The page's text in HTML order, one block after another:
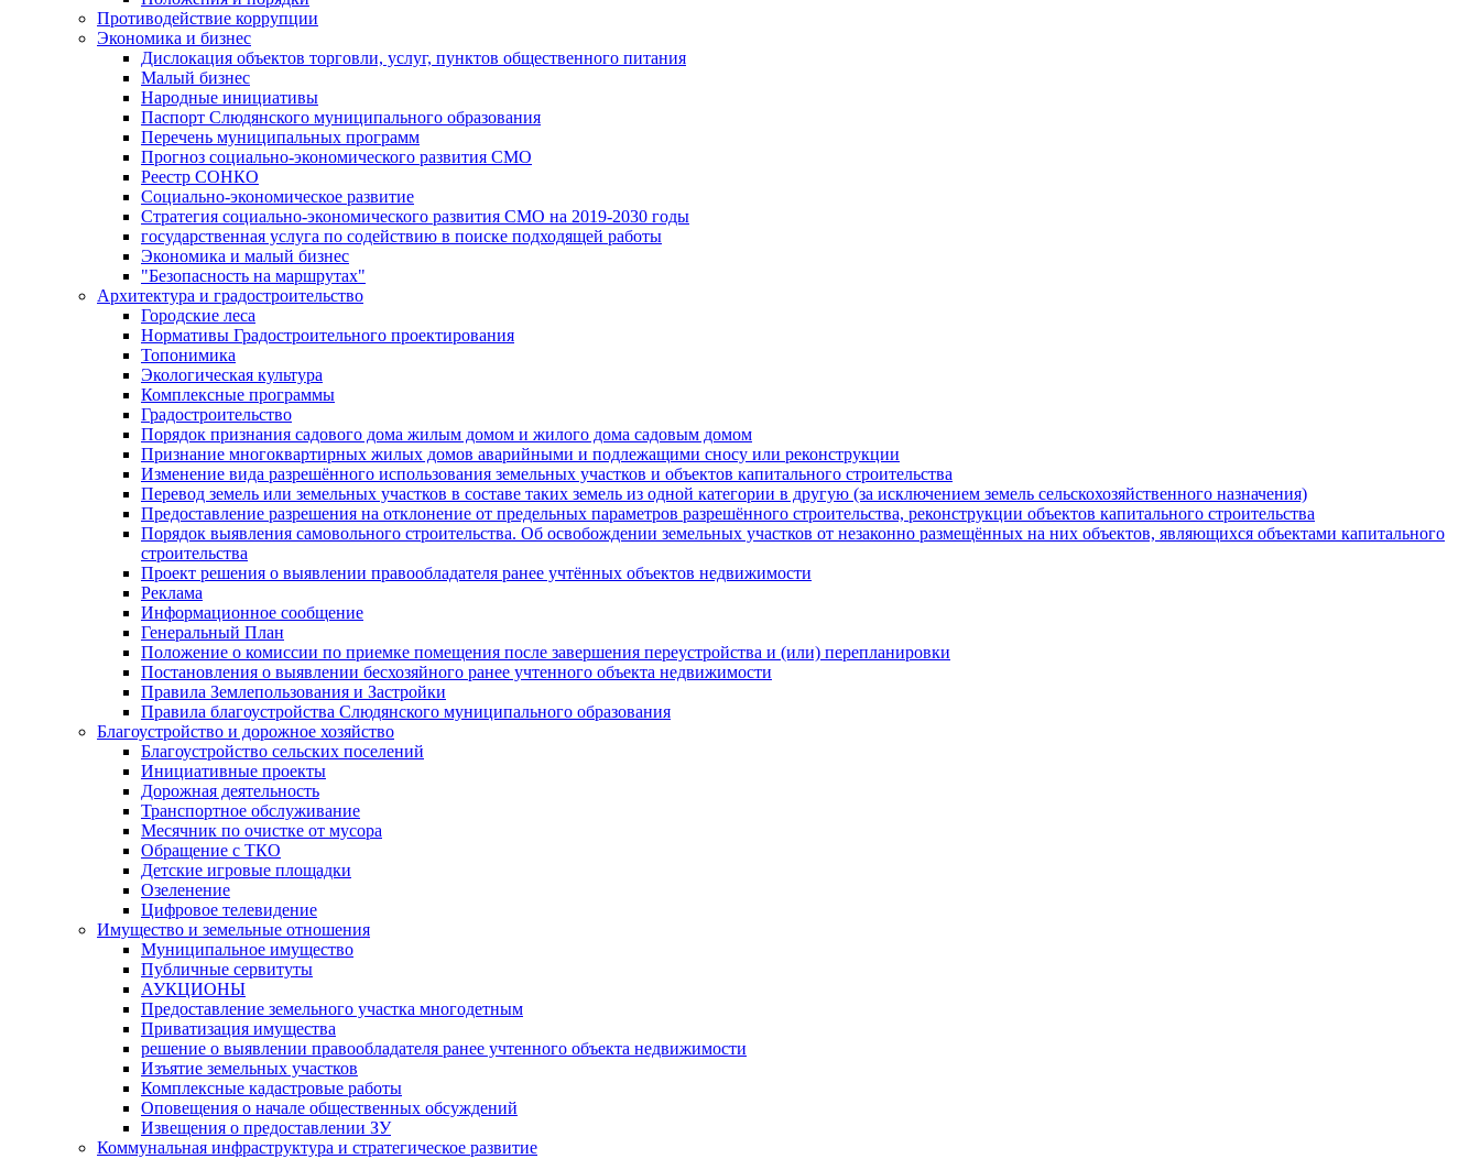
Противодействие коррупции
Экономика и бизнес
Дислокация объектов торговли, услуг, пунктов общественного питания
Малый бизнес
Народные инициативы
Паспорт Слюдянского муниципального образования
Перечень муниципальных программ
Прогноз социально-экономического развития СМО
Реестр СОНКО
Социально-экономическое развитие
Стратегия социально-экономического развития СМО на 2019-2030 годы
государственная услуга по содействию в поиске подходящей работы
Экономика и малый бизнес
"Безопасность на маршрутах"
Архитектура и градостроительство
Городские леса
Нормативы Градостроительного проектирования
Топонимика
Экологическая культура
Комплексные программы
Градостроительство
Порядок признания садового дома жилым домом и жилого дома садовым домом
Признание многоквартирных жилых домов аварийными и подлежащими сносу или реконструкции
Изменение вида разрешённого использования земельных участков и объектов капитального строительства
Перевод земель или земельных участков в составе таких земель из одной категории в другую (за исключением земель сельскохозяйственного назначения)
Предоставление разрешения на отклонение от предельных параметров разрешённого строительства, реконструкции объектов капитального строительства
Порядок выявления самовольного строительства. Об освобождении земельных участков от незаконно размещённых на них объектов, являющихся объектами капитального
строительства
Проект решения о выявлении правообладателя ранее учтённых объектов недвижимости
Реклама
Информационное сообщение
Генеральный План
Положение о комиссии по приемке помещения после завершения переустройства и (или) перепланировки
Постановления о выявлении бесхозяйного ранее учтенного объекта недвижимости
Правила Землепользования и Застройки
Правила благоустройства Слюдянского муниципального образования
Благоустройство и дорожное хозяйство
Благоустройство сельских поселений
Инициативные проекты
Дорожная деятельность
Транспортное обслуживание
Месячник по очистке от мусора
Обращение с ТКО
Детские игровые площадки
Озеленение
Цифровое телевидение
Имущество и земельные отношения
Муниципальное имущество
Публичные сервитуты
АУКЦИОНЫ
Предоставление земельного участка многодетным
Приватизация имущества
решение о выявлении правообладателя ранее учтенного объекта недвижимости
Изъятие земельных участков
Комплексные кадастровые работы
Оповещения о начале общественных обсуждений
Извещения о предоставлении ЗУ
Коммунальная инфраструктура и стратегическое развитие